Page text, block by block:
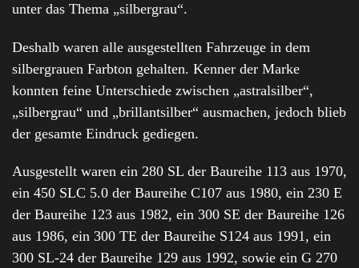
unter das Thema „silbergrau“.
Deshalb waren alle ausgestellten Fahrzeuge in dem
silbergrauen Farbton gehalten. Kenner der Marke
konnten feine Unterschiede zwischen „astralsilber“,
„silbergrau“ und „brillantsilber“ ausmachen, jedoch blieb
der gesamte Eindruck gediegen.
Ausgestellt waren ein 280 SL der Baureihe 113 aus 1970,
ein 450 SLC 5.0 der Baureihe C107 aus 1980, ein 230 E
der Baureihe 123 aus 1982, ein 300 SE der Baureihe 126
aus 1986, ein 300 TE der Baureihe S124 aus 1991, ein
300 SL-24 der Baureihe 129 aus 1992, sowie ein G 270